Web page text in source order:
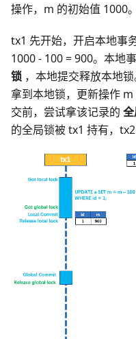
操作，m 的初始值 1000。
tx1 先开始，开启本地事
1000 - 100 = 900。本地
锁 ，本地提交释放本地
拿到本地锁，更新操作
交前，尝试拿该记录的
的全局锁被 tx1 持有，